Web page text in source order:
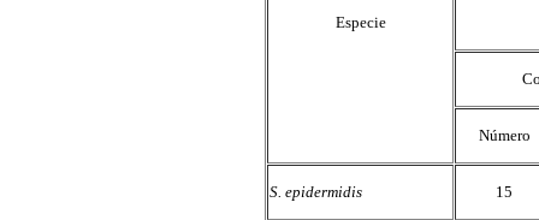
Especie
Número
S. epidermidis 15